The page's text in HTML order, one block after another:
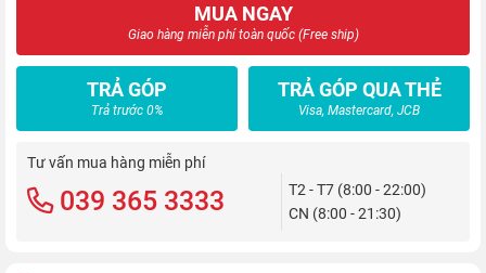
MUA NGAY
Giao hàng miễn phí toàn quốc (Free ship)
TRẢ GÓP
Trả trước 0%
TRẢ GÓP QUA THẺ
Visa, Mastercard, JCB
Tư vấn mua hàng miễn phí
039 365 3333
T2 - T7 (8:00 - 22:00)
CN (8:00 - 21:30)